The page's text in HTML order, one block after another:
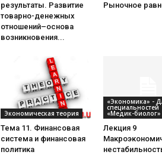
результаты. Развитие
товарно-денежных
отношений–основа
возникновения...
Рыночное
Экономическая теория
Тема 11. Финансовая
система и финансовая
политика
«Экономика» -
специальностей
«Медик-биолог»
Лекция 9